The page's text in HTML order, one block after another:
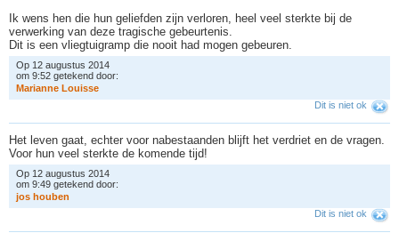
Ik wens hen die hun geliefden zijn verloren, heel veel sterkte bij de
verwerking van deze tragische gebeurtenis.
Dit is een vliegtuigramp die nooit had mogen gebeuren.
Op 12 augustus 2014
om 9:52 getekend door:
Marianne Louisse
Dit is niet ok
Het leven gaat, echter voor nabestaanden blijft het verdriet en de vragen.
Voor hun veel sterkte de komende tijd!
Op 12 augustus 2014
om 9:49 getekend door:
jos houben
Dit is niet ok